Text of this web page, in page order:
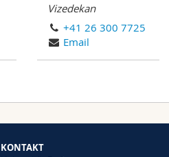
Vizedekan
+41 26 300 7725
Email
KONTAKT